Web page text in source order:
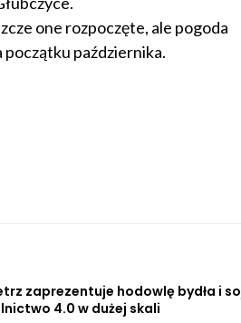
one rozpoczęte, ale pogoda
października.
zaprezentuje hodowlę bydła i
4.0 w dużej skali